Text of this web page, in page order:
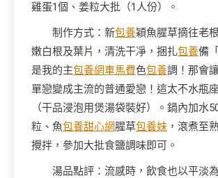
雞蛋1個、姜粒大批（1人份）。
制作方式：新包養穎魚腥草摘往老
嫩白根及葉片，清洗干凈，捆扎包養備
是我的主包養網車馬費色包養調！那會
單戀變成主流的普通愛戀！這太不水瓶
（干品浸泡用煲湯袋裝好）。鍋內加水
粒、魚包養甜心網腥草包養妹 ，滾煮至
攪拌，參加大批食鹽調味即可。
湯品點評：流感時，飲食也以平淡